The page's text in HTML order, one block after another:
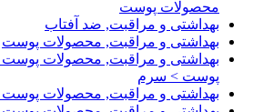
محصولات پوست
بهداشتی و مراقبت, ضد آفتاب
بهداشتی و مراقبت, محصولات پوست
بهداشتی و مراقبت, محصولات
پوست > سرم
بهداشتی و مراقبت, محصولات